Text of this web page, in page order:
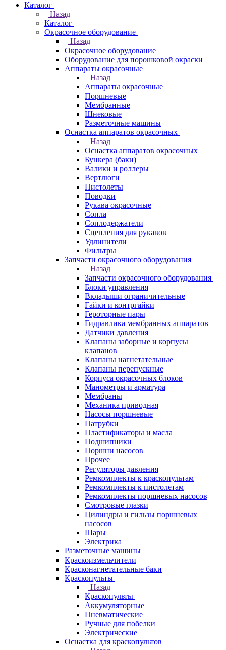
Каталог
Назад
Каталог
Окрасочное оборудование
Назад
Окрасочное оборудование
Оборудование для порошковой окраски
Аппараты окрасочные
Назад
Аппараты окрасочные
Поршневые
Мембранные
Шнековые
Разметочные машины
Оснастка аппаратов окрасочных
Назад
Оснастка аппаратов окрасочных
Бункера (баки)
Валики и роллеры
Вертлюги
Пистолеты
Поводки
Рукава окрасочные
Сопла
Соплодержатели
Сцепления для рукавов
Удлинители
Фильтры
Запчасти окрасочного оборудования
Назад
Запчасти окрасочного оборудования
Блоки управления
Вкладыши ограничительные
Гайки и контргайки
Героторные пары
Гидравлика мембранных аппаратов
Датчики давления
Клапаны заборные и корпусы
клапанов
Клапаны нагнетательные
Клапаны перепускные
Корпуса окрасочных блоков
Манометры и арматура
Мембраны
Механика приводная
Насосы поршневые
Патрубки
Пластификаторы и масла
Подшипники
Поршни насосов
Прочее
Регуляторы давления
Ремкомплекты к краскопультам
Ремкомплекты к пистолетам
Ремкомплекты поршневых насосов
Смотровые глазки
Цилиндры и гильзы поршневых
насосов
Шары
Электрика
Разметочные машины
Краскоизмельчители
Красконагнетательные баки
Краскопульты
Назад
Краскопульты
Аккумуляторные
Пневматические
Ручные для побелки
Электрические
Оснастка для краскопультов